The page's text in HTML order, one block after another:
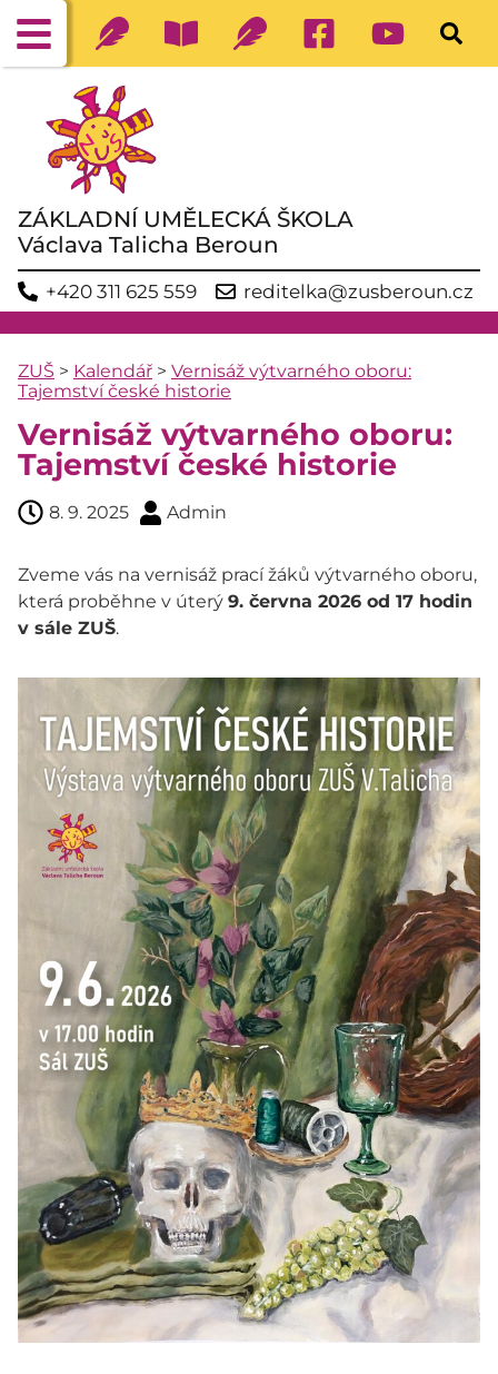
ZÁKLADNÍ UMĚLECKÁ ŠKOLA
Václava Talicha Beroun
+420 311 625 559 reditelka@zusberoun.cz
ZUŠ > Kalendář > Vernisáž výtvarného oboru:
Tajemství české historie
Vernisáž výtvarného oboru:
Tajemství české historie
8. 9. 2025 Admin
Zveme vás na vernisáž prací žáků výtvarného oboru,
která proběhne v úterý 9. června 2026 od 17 hodin
v sále ZUŠ.